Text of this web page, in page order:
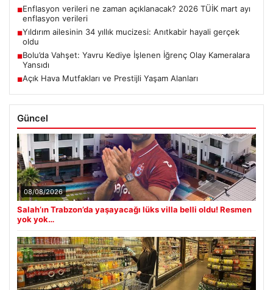
■Enflasyon verileri ne zaman açıklanacak? 2026 TÜİK mart ayı
enflasyon verileri
■Yıldırım ailesinin 34 yıllık mucizesi: Anıtkabir hayali gerçek
oldu
■Bolu’da Vahşet: Yavru Kediye İşlenen İğrenç Olay Kameralara
Yansıdı
■Açık Hava Mutfakları ve Prestijli Yaşam Alanları
Güncel
08/08/2026
Salah’ın Trabzon’da yaşayacağı lüks villa belli oldu! Resmen
yok yok…